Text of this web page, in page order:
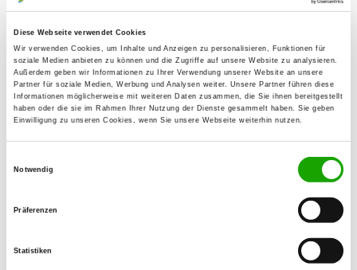
Diese Webseite verwendet Cookies
Wir verwenden Cookies, um Inhalte und Anzeigen zu personalisieren, Funktionen für
soziale Medien anbieten zu können und die Zugriffe auf unsere Website zu analysieren.
Außerdem geben wir Informationen zu Ihrer Verwendung unserer Website an unsere
Partner für soziale Medien, Werbung und Analysen weiter. Unsere Partner führen diese
Informationen möglicherweise mit weiteren Daten zusammen, die Sie ihnen bereitgestellt
haben oder die sie im Rahmen Ihrer Nutzung der Dienste gesammelt haben. Sie geben
Einwilligung zu unseren Cookies, wenn Sie unsere Webseite weiterhin nutzen.
Notwendig
Präferenzen
Statistiken
OG - Lützelbach e.V.
Details
Seckmeuerer Straße
64750 Lützelbach
OG - Michelstadt/Odenwald
Details
Details
Sensbacher Str. 150